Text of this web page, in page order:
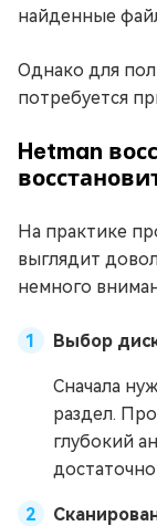
найденные
Однако для
потребуется
Hetman
На практике
выглядит
немного
Выбор
Сначала
раздел.
глубокий